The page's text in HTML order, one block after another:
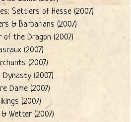
Settlers of Hesse (2007)
& Barbarians (2007)
of the Dragon (2007)
(2007)
(2007)
Dynasty (2007)
Dame (2007)
(2007)
& Wetter (2007)